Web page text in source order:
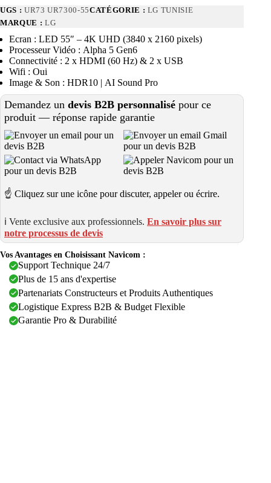
UGS : UR73 UR7300-55CATÉGORIE : LG TUNISIE
MARQUE : LG
Ecran : LED 55″ – 4K UHD (3840 x 2160 pixels)
Processeur Vidéo : Alpha 5 Gen6
Connectivité : 2 x HDMI (60 Hz) & 2 x USB
Wifi : Oui
Image & Son : HDR10 | AI Sound Pro
Demandez un devis B2B personnalisé pour ce
produit — réponse rapide garantie
☝️ Cliquez sur une icône pour discuter, appeler ou écrire.
ℹ️ Vente exclusive aux professionnels. En savoir plus sur
notre processus de devis
Vos Avantages en Choisissant Navicom :
Support Technique 24/7
Plus de 15 ans d'expertise
Partenariats Constructeurs et Produits Authentiques
Logistique Express B2B & Budget Flexible
Garantie Pro & Durabilité